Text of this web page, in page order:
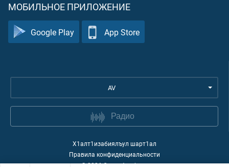
МОБИЛЬНОЕ ПРИЛОЖЕНИЕ
Google Play App Store
AV
Радио
Х1алт1изабиялъул шарт1ал
Правила конфиденциальности
©2026Quran Academy